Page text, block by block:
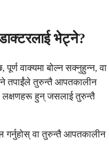
भेट्ने?
पूर्ण वाक्यमा बोल्न सक्नुहुन्न, वा
तपाईंले तुरुन्तै आपतकालीन
लक्षणहरू हुन् जसलाई तुरुन्तै
गर्नुहोस् वा तुरुन्तै आपतकालीन